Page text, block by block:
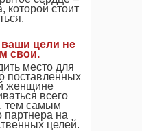
которой стоит
цели не
свои.
место для
поставленных
женщине
всего
тем самым
партнера на
целей.